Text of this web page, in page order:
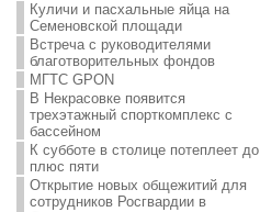
Куличи и пасхальные яйца на
Семеновской площади
Встреча с руководителями
благотворительных фондов
МГТС GPON
В Некрасовке появится
трехэтажный спорткомплекс с
бассейном
К субботе в столице потеплеет до
плюс пяти
Открытие новых общежитий для
сотрудников Росгвардии в